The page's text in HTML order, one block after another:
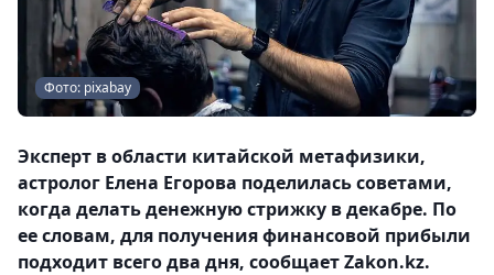
Фото: pixabay
Эксперт в области китайской метафизики,
астролог Елена Егорова поделилась советами,
когда делать денежную стрижку в декабре. По
ее словам, для получения финансовой прибыли
подходит всего два дня, сообщает Zakon.kz.